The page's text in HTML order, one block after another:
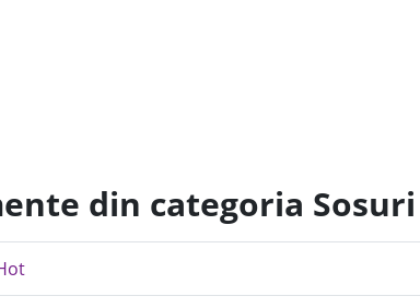
din categoria Sosuri